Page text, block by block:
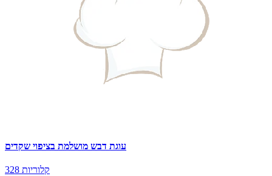
עוגת דבש מושלמת בציפוי שקדים
328 קלוריות